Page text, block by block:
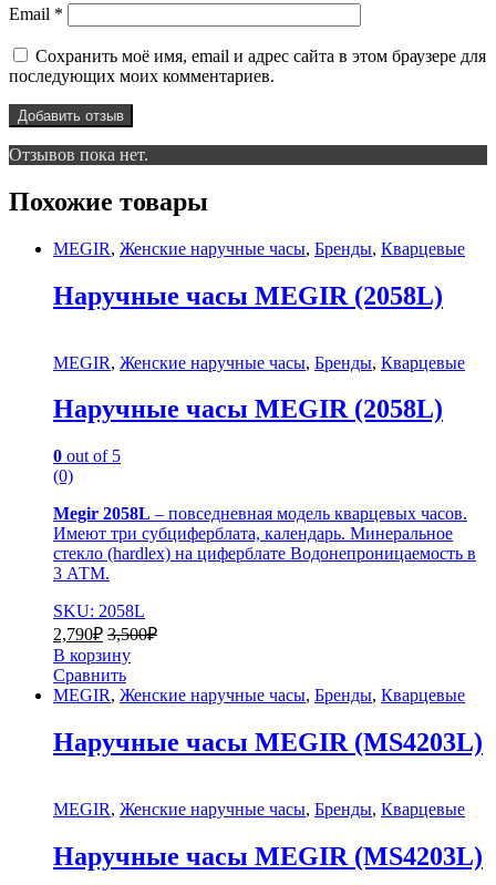
Email *
Сохранить моё имя, email и адрес сайта в этом браузере для
последующих моих комментариев.
Отзывов пока нет.
Похожие товары
MEGIR, Женские наручные часы, Бренды, Кварцевые
Наручные часы MEGIR (2058L)
MEGIR, Женские наручные часы, Бренды, Кварцевые
Наручные часы MEGIR (2058L)
0 out of 5
(0)
Megir 2058L – повседневная модель кварцевых часов.
Имеют три субциферблата, календарь. Минеральное
стекло (hardlex) на циферблате Водонепроницаемость в
3 АТМ.
SKU: 2058L
2,790₽ 3,500₽
В корзину
Сравнить
MEGIR, Женские наручные часы, Бренды, Кварцевые
Наручные часы MEGIR (MS4203L)
MEGIR, Женские наручные часы, Бренды, Кварцевые
Наручные часы MEGIR (MS4203L)